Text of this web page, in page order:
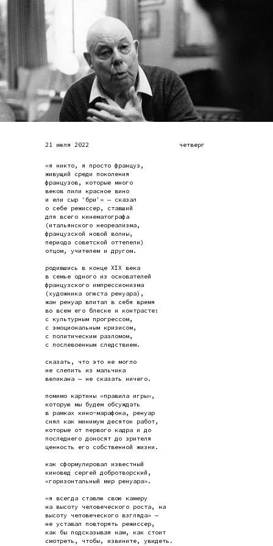
21 июля 2022 четверг
«я никто, я просто француз,
живущий среди поколения
французов, которые много
веков пили красное вино
и ели сыр 'бри'» — сказал
о себе режиссер, ставший
для всего кинематографа
(итальянского неореализма,
французской новой волны,
периода советской оттепели)
отцом, учителем и другом.
родившись в конце XIX века
в семье одного из основателей
французского импрессионизма
(художника огюста ренуара),
жан ренуар впитал в себя время
во всем его блеске и контрасте:
с культурным прогрессом,
с эмоциональным кризисом,
с политическим разломом,
с послевоенным следствием.
сказать, что это не могло
не слепить из мальчика
великана — не сказать ничего.
помимо картины «правила игры»,
которую мы будем обсуждать
в рамках кино-марафона, ренуар
снял как минимум десяток работ,
которые от первого кадра и до
последнего доносят до зрителя
ценность его собственной жизни.
как сформулировал известный
киновед сергей добротворский,
«горизонтальный мир ренуара».
«я всегда ставлю свою камеру
на высоту человеческого роста, на
высоту человеческого взгляда» —
не уставал повторять режиссер,
как бы подсказывая нам, как стоит
смотреть, чтобы, извините, увидеть.